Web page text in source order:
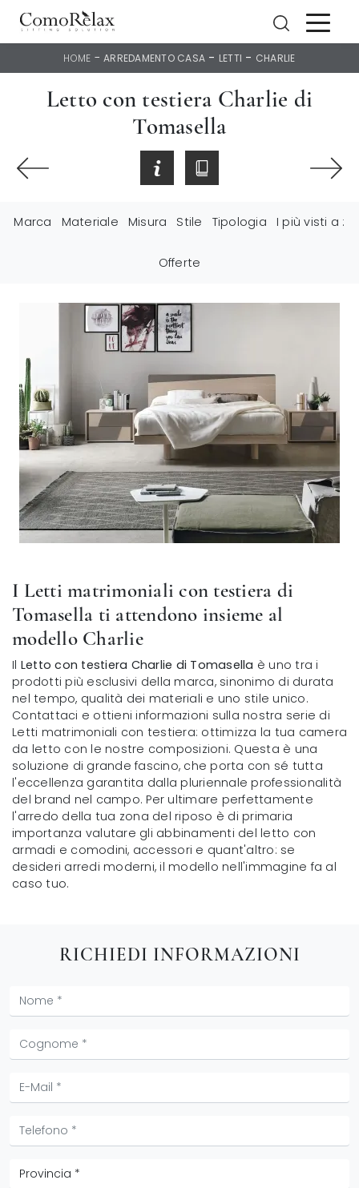
HOME -ARREDAMENTO CASA - LETTI - CHARLIE
Letto con testiera Charlie di
Tomasella
Marca Materiale Misura Stile Tipologia I più visti a :
Offerte
I Letti matrimoniali con testiera di
Tomasella ti attendono insieme al
modello Charlie
Il Letto con testiera Charlie di Tomasella è uno tra i
prodotti più esclusivi della marca, sinonimo di durata
nel tempo, qualità dei materiali e uno stile unico.
Contattaci e ottieni informazioni sulla nostra serie di
Letti matrimoniali con testiera: ottimizza la tua camera
da letto con le nostre composizioni. Questa è una
soluzione di grande fascino, che porta con sé tutta
l'eccellenza garantita dalla pluriennale professionalità
del brand nel campo. Per ultimare perfettamente
l'arredo della tua zona del riposo è di primaria
importanza valutare gli abbinamenti del letto con
armadi e comodini, accessori e quant'altro: se
desideri arredi moderni, il modello nell'immagine fa al
caso tuo.
RICHIEDI INFORMAZIONI